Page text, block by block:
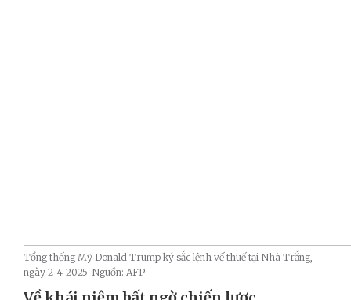
Tổng thống Mỹ Donald Trump ký sắc lệnh vế thuế tại Nhà Trắng,
ngày 2-4-2025_Nguồn: AFP